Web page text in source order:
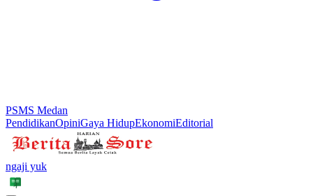
PSMS Medan
PendidikanOpiniGaya HidupEkonomiEditorial
ngaji yuk